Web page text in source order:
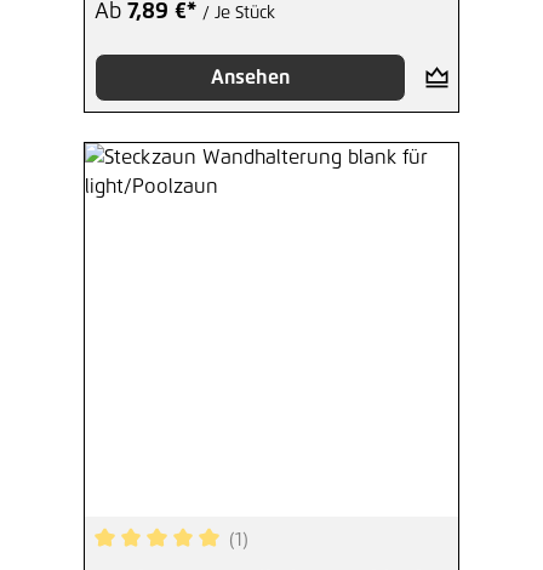
Ab 7,89 €* / Je Stück
Ansehen
(1)